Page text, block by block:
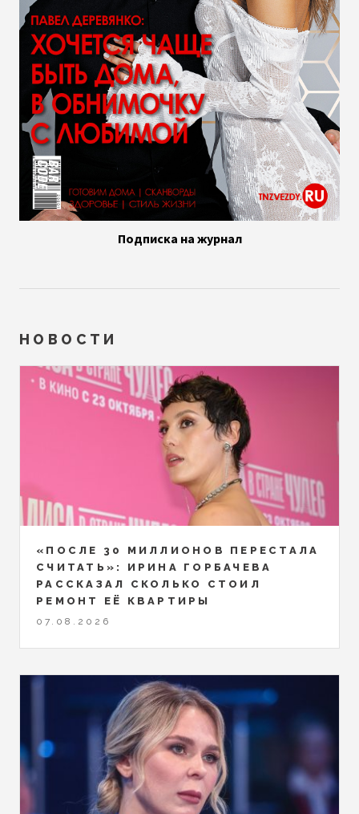
Подписка на журнал
НОВОСТИ
«ПОСЛЕ 30 МИЛЛИОНОВ ПЕРЕСТАЛА
СЧИТАТЬ»: ИРИНА ГОРБАЧЕВА
РАССКАЗАЛ СКОЛЬКО СТОИЛ
РЕМОНТ ЕЁ КВАРТИРЫ
07.08.2026